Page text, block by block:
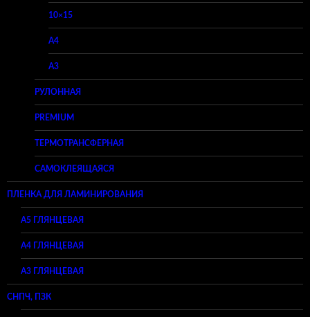
10×15
A4
A3
РУЛОННАЯ
PREMIUM
ТЕРМОТРАНСФЕРНАЯ
САМОКЛЕЯЩАЯСЯ
ПЛЕНКА ДЛЯ ЛАМИНИРОВАНИЯ
A5 ГЛЯНЦЕВАЯ
А4 ГЛЯНЦЕВАЯ
A3 ГЛЯНЦЕВАЯ
СНПЧ, ПЗК